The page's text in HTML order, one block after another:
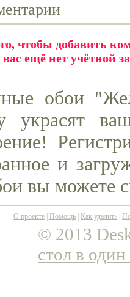
чтобы добавить
ещё нет учётной
обои
украсят
и
вы можете
О проекте Помощь Как удалить
© 2013
стол в